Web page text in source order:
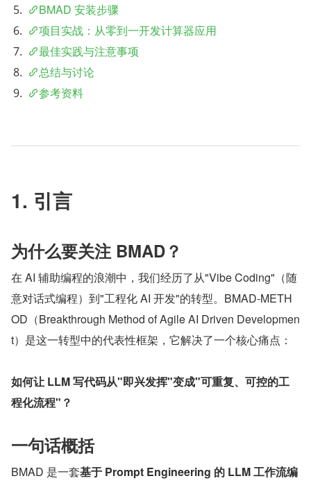
BMAD 安装步骤
项目实战：从零到一开发计算器应用
最佳实践与注意事项
总结与讨论
参考资料
1. 引言
为什么要关注 BMAD？
在 AI 辅助编程的浪潮中，我们经历了从"Vibe Coding"（随
意对话式编程）到"工程化 AI 开发"的转型。BMAD-METH
OD（Breakthrough Method of Agile AI Driven Developmen
t）是这一转型中的代表性框架，它解决了一个核心痛点：
如何让 LLM 写代码从"即兴发挥"变成"可重复、可控的工
程化流程"？
一句话概括
BMAD 是一套基于 Prompt Engineering 的 LLM 工作流编